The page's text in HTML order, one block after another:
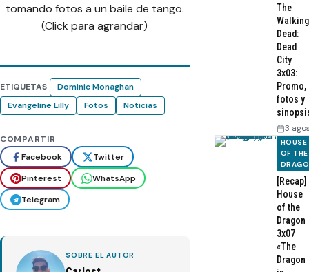
tomando fotos a un baile de tango.
(Click para agrandar)
ETIQUETAS
Dominic Monaghan
Evangeline Lilly
Fotos Noticias
COMPARTIR
Facebook
Twitter
Pinterest
WhatsApp
Telegram
SOBRE EL AUTOR
The
Walking
Dead:
Dead
City
3x03:
Promo,
fotos y
3
HOUSE
OF THE
[Recap]
House
of the
Dragon
3x07
«The
Dragon